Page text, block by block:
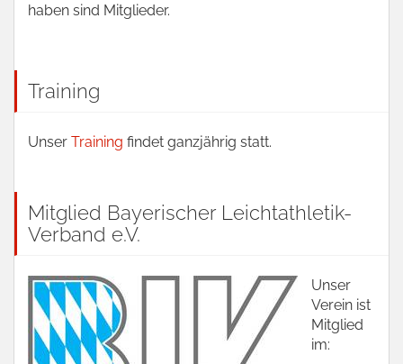
haben sind Mitglieder.
Training
Unser Training findet ganzjährig statt.
Mitglied Bayerischer Leichtathletik-
Verband e.V.
Unser
Verein ist
Mitglied
im: